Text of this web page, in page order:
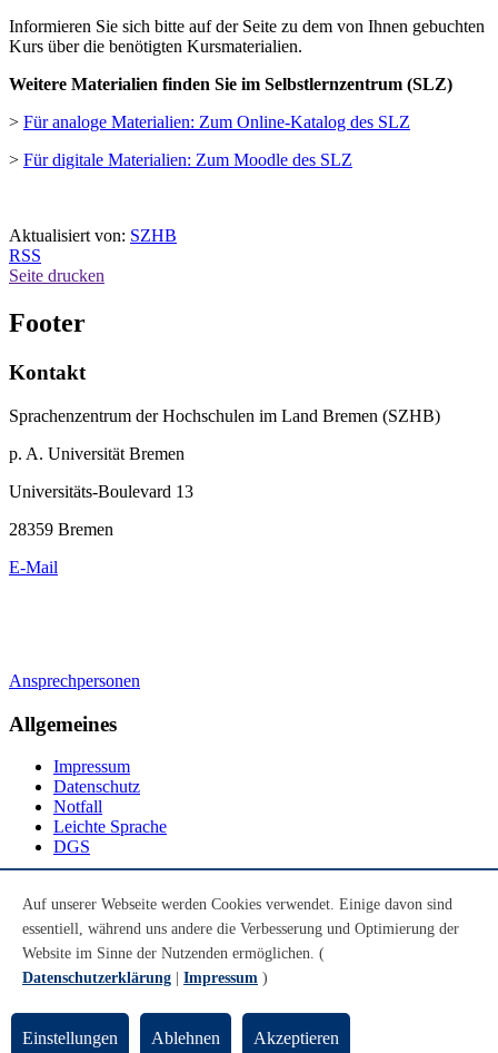
Informieren Sie sich bitte auf der Seite zu dem von Ihnen gebuchten
Kurs über die benötigten Kursmaterialien.
Weitere Materialien finden Sie im Selbstlernzentrum (SLZ)
> Für analoge Materialien: Zum Online-Katalog des SLZ
> Für digitale Materialien: Zum Moodle des SLZ
Aktualisiert von: SZHB
RSS
Seite drucken
Footer
Kontakt
Sprachenzentrum der Hochschulen im Land Bremen (SZHB)
p. A. Universität Bremen
Universitäts-Boulevard 13
28359 Bremen
E-Mail
Ansprechpersonen
Allgemeines
Impressum
Datenschutz
Notfall
Leichte Sprache
DGS
Youtube
Instagram
LinkedIn
© Universität Bremen 2026
Auf unserer Webseite werden Cookies verwendet. Einige davon sind
essentiell, während uns andere die Verbesserung und Optimierung der
Website im Sinne der Nutzenden ermöglichen. (
Datenschutzerklärung
Impressum )
Einstellungen Ablehnen Akzeptieren